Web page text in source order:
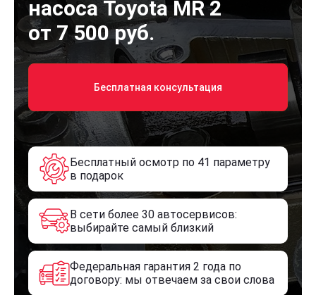
насоса Toyota MR 2
от 7 500 руб.
Бесплатная консультация
Бесплатный осмотр по 41 параметру
в подарок
В сети более 30 автосервисов:
выбирайте самый близкий
Федеральная гарантия 2 года по
договору: мы отвечаем за свои слова